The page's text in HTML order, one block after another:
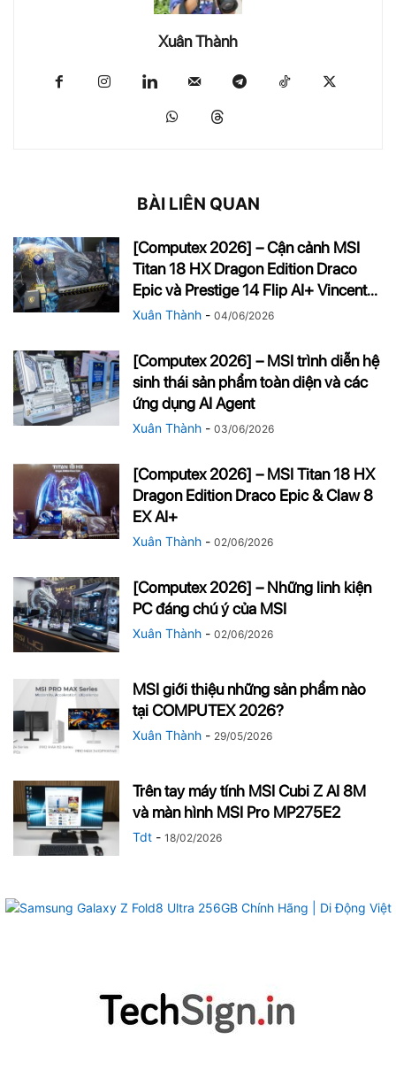
Xuân Thành
BÀI LIÊN QUAN
[Computex 2026] – Cận cảnh MSI
Titan 18 HX Dragon Edition Draco
Epic và Prestige 14 Flip AI+ Vincent...
Xuân Thành - 04/06/2026
[Computex 2026] – MSI trình diễn hệ
sinh thái sản phẩm toàn diện và các
ứng dụng AI Agent
Xuân Thành - 03/06/2026
[Computex 2026] – MSI Titan 18 HX
Dragon Edition Draco Epic & Claw 8
EX AI+
Xuân Thành - 02/06/2026
[Computex 2026] – Những linh kiện
PC đáng chú ý của MSI
Xuân Thành - 02/06/2026
MSI giới thiệu những sản phẩm nào
tại COMPUTEX 2026?
Xuân Thành - 29/05/2026
Trên tay máy tính MSI Cubi Z AI 8M
và màn hình MSI Pro MP275E2
Tdt - 18/02/2026